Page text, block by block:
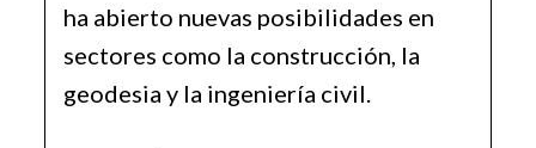
ha abierto nuevas posibilidades en
sectores como la construcción, la
geodesia y la ingeniería civil.